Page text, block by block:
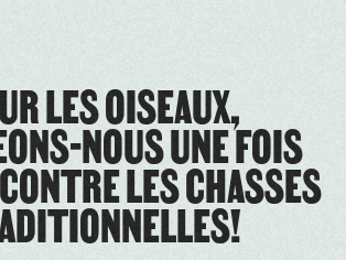
LES OISEAUX,
NOUS UNE FOIS
LES CHASSES